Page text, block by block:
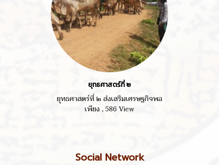
ยุทธศาสตร์ที่ ๒
ยุทธศาสตร์ที่ ๒ ส่งเสริมเศรษฐกิจพอ
เพียง ,586 View
Social Network